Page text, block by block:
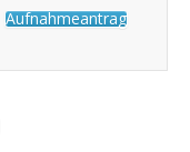
Aufnahmeantrag